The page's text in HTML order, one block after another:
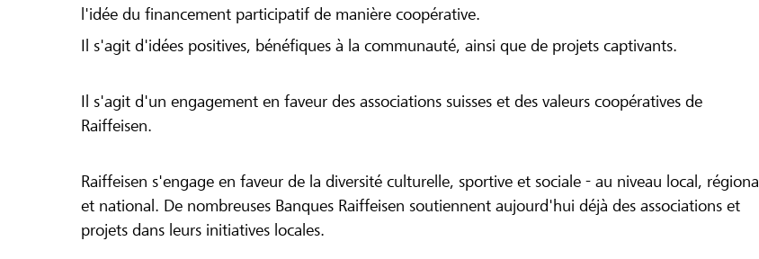
l'idée du financement participatif de manière coopérative.
Il s'agit d'idées positives, bénéfiques à la communauté, ainsi que de projets captivants.
Il s'agit d'un engagement en faveur des associations suisses et des valeurs coopératives de
Raiffeisen.
Raiffeisen s'engage en faveur de la diversité culturelle, sportive et sociale - au niveau local, régional
et national. De nombreuses Banques Raiffeisen soutiennent aujourd'hui déjà des associations et
projets dans leurs initiatives locales.